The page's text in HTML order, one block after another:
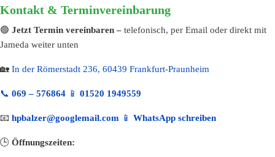
Kontakt & Terminvereinbarung
🟢 Jetzt Termin vereinbaren – telefonisch, per Email oder direkt mit
Jameda weiter unten
🏡 In der Römerstadt 236, 60439 Frankfurt-Praunheim
📞 069 – 576864 📱 01520 1949559
📧 hpbalzer@googlemail.com 📱 WhatsApp schreiben
🕒 Öffnungszeiten: